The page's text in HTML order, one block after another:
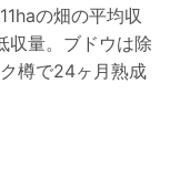
の畑の平均収
収量。ブドウは除
樽で24ヶ月熟成